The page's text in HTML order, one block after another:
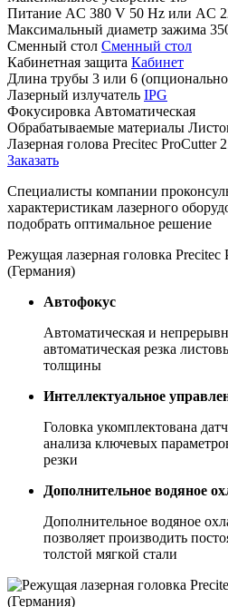
Питание AC 380 V 50 Hz или AC
Максимальный диаметр зажима
Сменный стол Сменный стол
Кабинетная защита Кабинет
Длина трубы 3 или 6
Лазерный излучатель IPG
Фокусировка Автоматическая
Обрабатываемые материалы
Лазерная голова Precitec ProCutter
Заказать
Специалисты компании
характеристикам лазерного
подобрать оптимальное решение
Режущая лазерная головка
(Германия)
Автофокус
Автоматическая и
автоматическая резка
толщины
Интеллектуальное
Головка укомплектована
анализа ключевых
резки
Дополнительное водяное
Дополнительное водяное
позволяет производить
толстой мягкой стали